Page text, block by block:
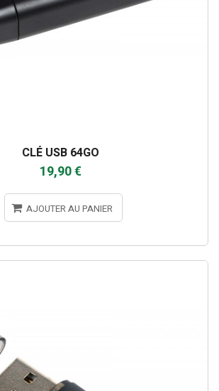
CLÉ USB 64GO
19,90 €
AJOUTER AU PANIER